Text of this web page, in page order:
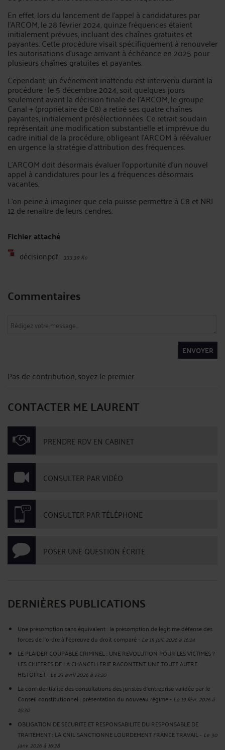
En effet, lors du lancement de l'appel à candidatures par
l’ARCOM, le 28 février 2024, quinze fréquences étaient
initialement prévues, incluant des chaînes gratuites et
payantes. Cette procédure visait spécifiquement à renouveler
les autorisations d’usage arrivant à échéance en 2025 pour
plusieurs chaînes gratuites et payantes.
Cependant, un événement inattendu est intervenu durant la
procédure : le 5 décembre 2024, soit quelques jours
seulement avant la décision finale de l’ARCOM, le groupe
Canal + (propriétaire de C8) a retiré ses quatre chaînes
payantes, initialement présélectionnées. Ce retrait soudain
représentait une modification substantielle et imprévue du
cadre initial de la procédure, obligeant l’ARCOM à réévaluer
en urgence la stratégie d’attribution des fréquences.
L’ARCOM doit désormais évaluer l’opportunité d’un nouvel
appel à candidatures pour les 4 fréquences désormais
vacantes.
L’on peine à imaginer que cela puisse permettre à C8 et NRJ
12 de renaitre de leurs cendres.
Fichier attaché
décision.pdf 333.39 Ko
Commentaires
ENVOYER
Pas de contribution, soyez le premier
CONTACTER ME LAURENT
PRENDRE RDV EN CABINET
CONSULTER PAR VIDÉO
CONSULTER PAR TÉLÉPHONE
POSER UNE QUESTION ÉCRITE
DERNIÈRES PUBLICATIONS
Une présomption sans équivalent : la présomption de légitime défense des
forces de l'ordre à l'épreuve du droit comparé- Le 15 juil. 2026 à 16:24
LE PLAIDER COUPABLE CRIMINEL : UNE REVOLUTION POUR LES VICTIMES ?
LES CHIFFRES DE LA CHANCELLERIE RACONTENT UNE TOUTE AUTRE
HISTOIRE !- Le 23 avril 2026 à 13:20
La confidentialité des consultations des juristes d’entreprise validée par le
Conseil constitutionnel : présentation du nouveau régime- Le 19 févr. 2026 à
15:30
OBLIGATION DE SECURITE ET RESPONSABILITE DU RESPONSABLE DE
TRAITEMENT : LA CNIL SANCTIONNE LOURDEMENT FRANCE TRAVAIL- Le 30
janv. 2026 à 16:38